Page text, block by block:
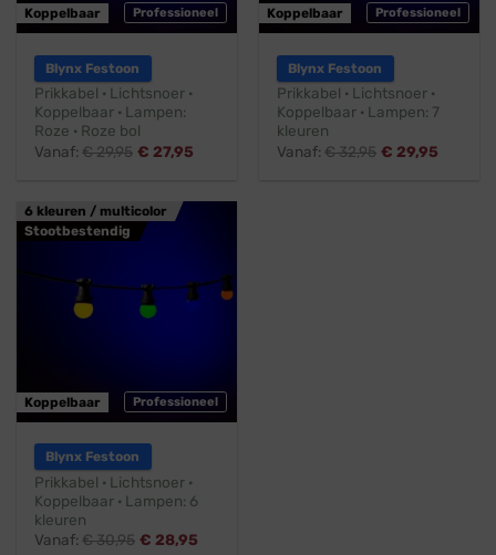
Professioneel
Koppelbaar
Blynx Festoon
Prikkabel · Lichtsnoer ·
Koppelbaar · Lampen:
Roze · Roze bol
Vanaf:€29,95 € 27,95
Professioneel
Koppelbaar
Blynx Festoon
Prikkabel · Lichtsnoer ·
Koppelbaar · Lampen: 7
kleuren
Vanaf:€32,95 € 29,95
6 kleuren / multicolor
Stootbestendig
Professioneel
Koppelbaar
Blynx Festoon
Prikkabel · Lichtsnoer ·
Koppelbaar · Lampen: 6
kleuren
Vanaf:€30,95 € 28,95